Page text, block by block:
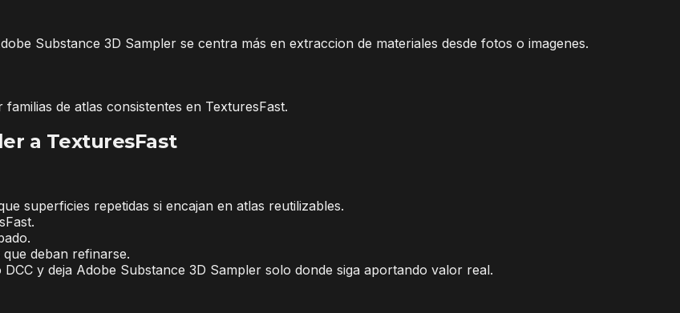
Substance 3D Sampler se centra más en extraccion de materiales desde fotos o imagenes.
de atlas consistentes en TexturesFast.
a TexturesFast
superficies repetidas si encajan en atlas reutilizables.
deban refinarse.
y deja Adobe Substance 3D Sampler solo donde siga aportando valor real.